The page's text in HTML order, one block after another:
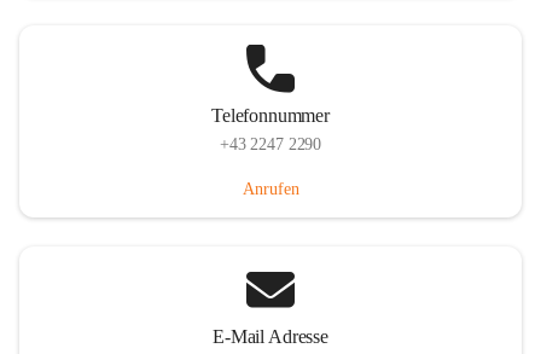
Telefonnummer
+43 2247 2290
Anrufen
E-Mail Adresse